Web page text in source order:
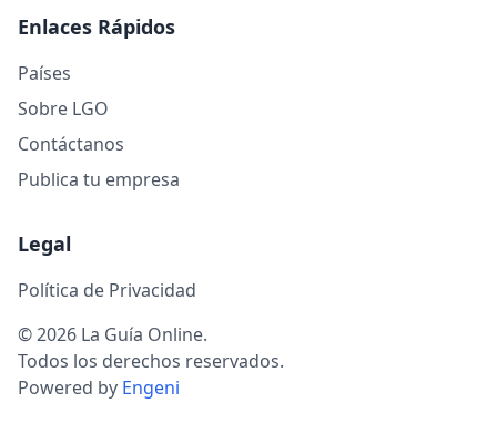
Enlaces Rápidos
Países
Sobre LGO
Contáctanos
Publica tu empresa
Legal
Política de Privacidad
© 2026 La Guía Online.
Todos los derechos reservados.
Powered by Engeni